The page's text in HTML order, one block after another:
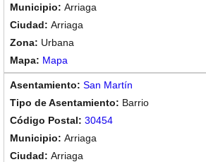
Arriaga
Arriaga
Urbana
Mapa
San Martín
Barrio
30454
Arriaga
Arriaga